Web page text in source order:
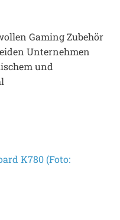
Gaming Zubehör
Unternehmen
und